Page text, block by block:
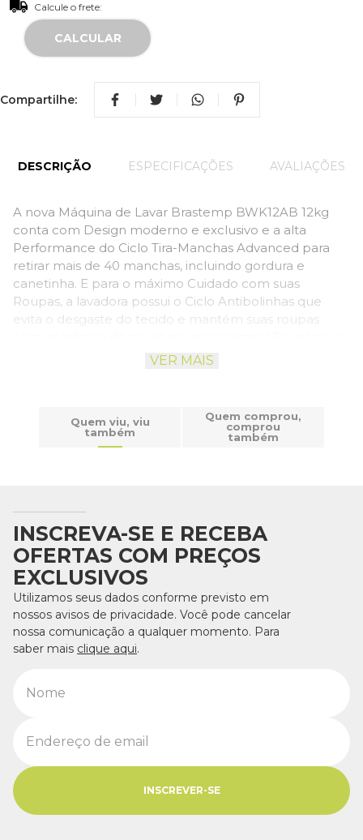
Calcule o frete:
Compartilhe:
DESCRIÇÃO ESPECIFICAÇÕES AVALIAÇÕES
A nova Máquina de Lavar Brastemp BWK12AB 12kg
conta com Design moderno e exclusivo e a alta
Performance do Ciclo Tira-Manchas Advanced para
retirar mais de 40 manchas, incluindo gordura e
canetinha. E para o máximo Cuidado com suas
Roupas, a lavadora possui o Ciclo Antibolinhas que
evita o desgaste do tecido e mantém suas roupas
ciclo Antibolinhas, recurso que evita o desgaste do
lavagem, mantendo as cores originais do tecido. Sem
falar nas 12 funções que ela possui para facilitar a sua
VER MAIS
Quem viu, viu
também
Quem comprou,
comprou
também
INSCREVA-SE E RECEBA
OFERTAS COM PREÇOS
EXCLUSIVOS
Utilizamos seus dados conforme previsto em
nossos avisos de privacidade. Você pode cancelar
nossa comunicação a qualquer momento. Para
saber mais clique aqui.
INSCREVER-SE